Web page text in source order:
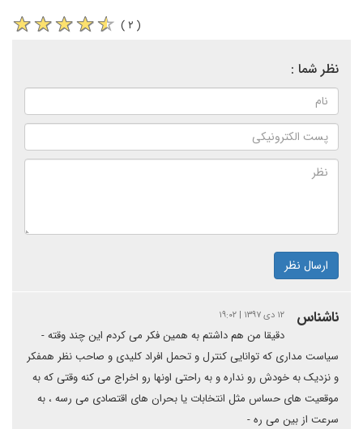
( ۲ )
نظر شما :
ارسال نظر
ناشناس ۱۲ دی ۱۳۹۷ | ۱۹:۰۲
دقیقا من هم داشتم به همین فکر می کردم این چند وقته -
سیاست مداری که توانایی کنترل و تحمل افراد کلیدی و صاحب نظر همفکر
و نزدیک به خودش رو نداره و به راحتی اونها رو اخراج می کنه وقتی که به
موقعیت های حساس مثل انتخابات یا بحران های اقتصادی می رسه ، به
سرعت از بین می ره -